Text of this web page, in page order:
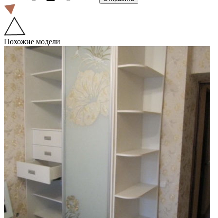
Похожие модели